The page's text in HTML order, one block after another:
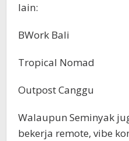
lain:
BWork Bali
Tropical Nomad
Outpost Canggu
Walaupun Seminyak
bekerja remote, vibe